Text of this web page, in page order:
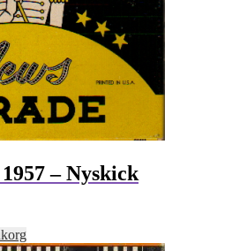
– Nyskick